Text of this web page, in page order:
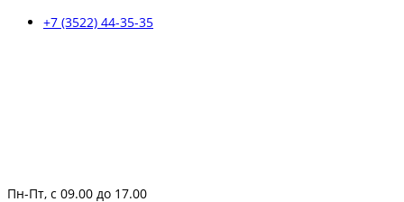
+7 (3522) 44-35-35
Пн-Пт, с 09.00 до 17.00